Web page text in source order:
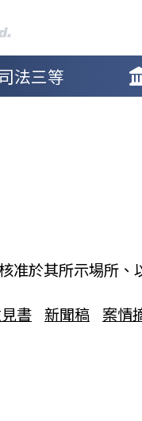
司法三等
於其所示場所
書 新聞稿 案情